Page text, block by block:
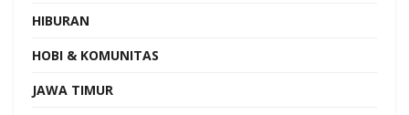
HIBURAN
HOBI & KOMUNITAS
JAWA TIMUR